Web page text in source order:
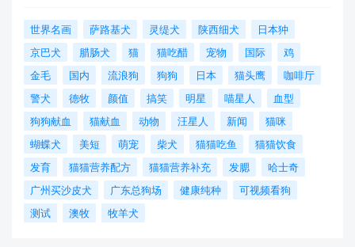
世界名画 萨路基犬 灵缇犬 陕西细犬
日本狆
京巴犬
腊肠犬 猫 猫吃醋 宠物 国际
鸡
金毛
国内 流浪狗 狗狗 日本 猫头鹰
咖啡厅
警犬
德牧 颜值 搞笑 明星 喵星人
血型
狗狗献血
猫献血 动物 汪星人 新闻
猫咪
蝴蝶犬
美短 萌宠 柴犬 猫猫吃鱼
猫猫饮食
发育
猫猫营养配方 猫猫营养补充 发腮
哈士奇
广州买沙皮犬
广东总狗场 健康纯种
可视频看狗
测试
澳牧 牧羊犬